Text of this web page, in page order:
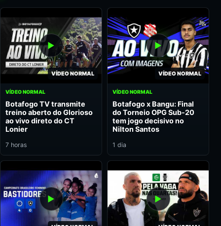
VÍDEO NORMAL
VÍDEO NORMAL
Botafogo TV transmite
treino aberto do Glorioso
ao vivo direto do CT
Lonier
7 horas
VÍDEO NORMAL
VÍDEO NORMAL
Botafogo x Bangu: Final
do Torneio OPG Sub-20
tem jogo decisivo no
Nilton Santos
1 dia